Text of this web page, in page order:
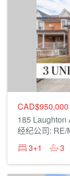
CAD$950,000
185 Laughton
经纪公司: RE/
3+1
3